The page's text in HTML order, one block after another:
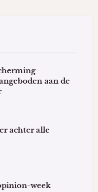
aan de
achter alle
week